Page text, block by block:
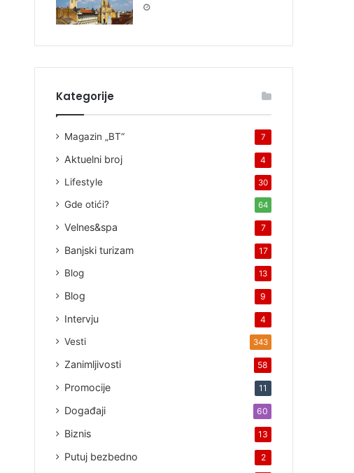
Kategorije
Magazin „BT“ 7
Aktuelni broj 4
Lifestyle 30
Gde otići? 64
Velnes&spa 7
Banjski turizam 17
Blog 13
Blog 9
Intervju 4
Vesti 343
Zanimljivosti 58
Promocije 11
Događaji 60
Biznis 13
Putuj bezbedno 2